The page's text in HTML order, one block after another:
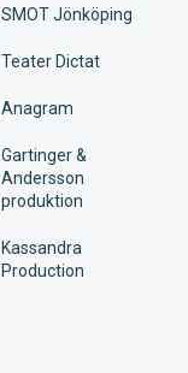
SMOT Jönköping
Teater Dictat
Anagram
Gartinger &
Andersson
produktion
Kassandra
Production